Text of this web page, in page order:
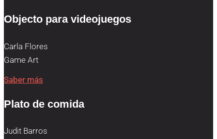
Objecto para videojuegos
Carla Flores
Game Art
Saber más
Plato de comida
Judit Barros